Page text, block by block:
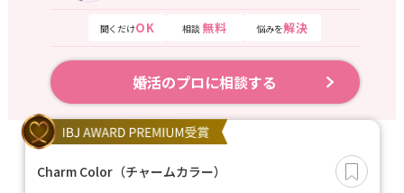
聞くだけOK 相談 無料 悩みを解決
婚活のプロに相談する
Charm Color（チャームカラー）